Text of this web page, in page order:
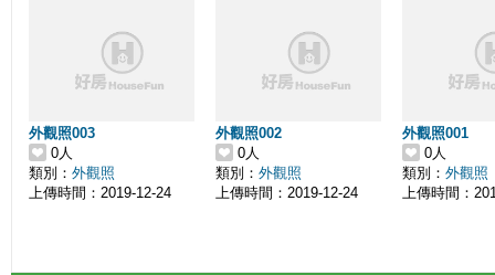
外觀照003
0人
類別： 外觀照
上傳時間：2019-12-24
外觀照002
0人
類別： 外觀照
上傳時間：2019-12-24
外觀照001
0人
類別： 外觀照
上傳時間：